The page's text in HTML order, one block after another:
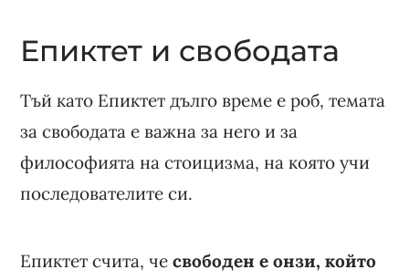
Епиктет и свободата
Тъй като Епиктет дълго време е роб, темата
за свободата е важна за него и за
философията на стоицизма, на която учи
последователите си.
Епиктет счита, чесвободен е онзи, който